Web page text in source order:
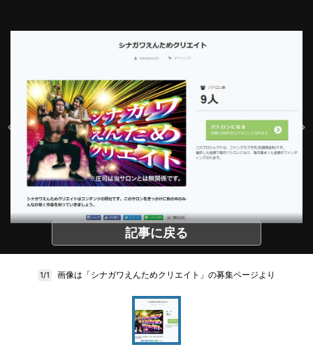
記事に戻る
1/1 画像は「シナガワえんためクリエイト」の募集ページより